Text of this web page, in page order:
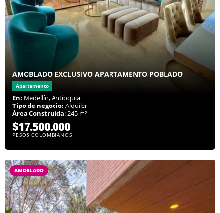
AMOBLADO EXCLUSIVO APARTAMENTO POBLADO
Apartamento
En: Medellín, Antioquia
Tipo de negocio: Alquiler
Área Construida: 245 m²
$17.500.000
PESOS COLOMBIANOS
AMOBLADO